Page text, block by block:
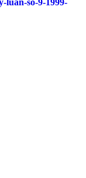
so-9-1999-